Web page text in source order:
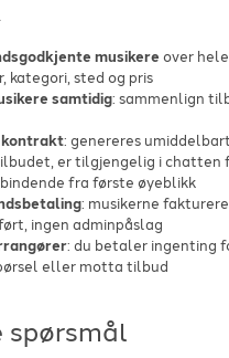
musikere over
kategori, sted og pris
samtidig: sammenlign
: genereres
er tilgjengelig i chatten
fra første øyeblikk
: musikerne
ingen adminpåslag
: du betaler ingenting
eller motta tilbud